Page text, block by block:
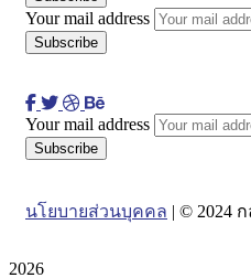
Your mail address
Your mail address
นโยบายส่วนบุคคล | © 2024
2026